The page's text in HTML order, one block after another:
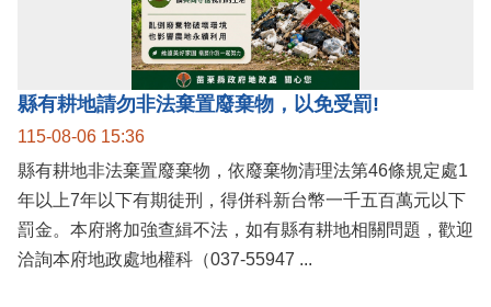
縣有耕地請勿非法棄置廢棄物，以免受罰!
115-08-06 15:36
縣有耕地非法棄置廢棄物，依廢棄物清理法第46條規定處1
年以上7年以下有期徒刑，得併科新台幣一千五百萬元以下
罰金。本府將加強查緝不法，如有縣有耕地相關問題，歡迎
洽詢本府地政處地權科（037-55947 ...